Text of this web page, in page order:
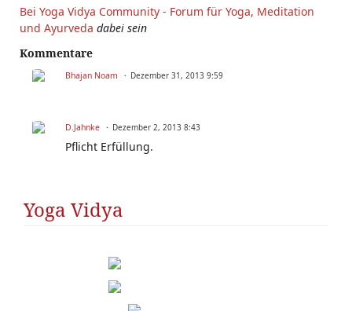
Bei Yoga Vidya Community - Forum für Yoga, Meditation
und Ayurveda dabei sein
Kommentare
Bhajan Noam Dezember 31, 2013 9:59
D.Jahnke Dezember 2, 2013 8:43
Pflicht Erfüllung.
Yoga Vidya